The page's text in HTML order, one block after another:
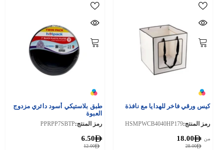
كيس ورقي فاخر للهدايا مع نافذة
رمز المنتج:HSMPWCB4040HP179
28.00
من 18.00
طبق بلاستيكي أسود دائري مزدوج
العبوة
رمز المنتج:PPRPP7SBTP
12.00
6.50